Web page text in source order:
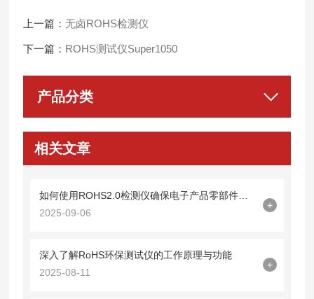
上一篇：无卤ROHS检测仪
下一篇： ROHS测试仪Super1050
产品分类
相关文章
2025-09-06
+
深入了解RoHS环保测试仪的工作原理与功能
2025-08-11
+